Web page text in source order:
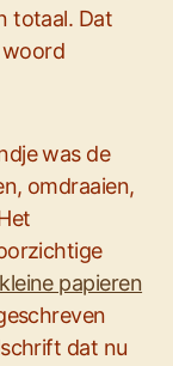
totaal. Dat
woord
was de
omdraaien,
papieren
dat nu